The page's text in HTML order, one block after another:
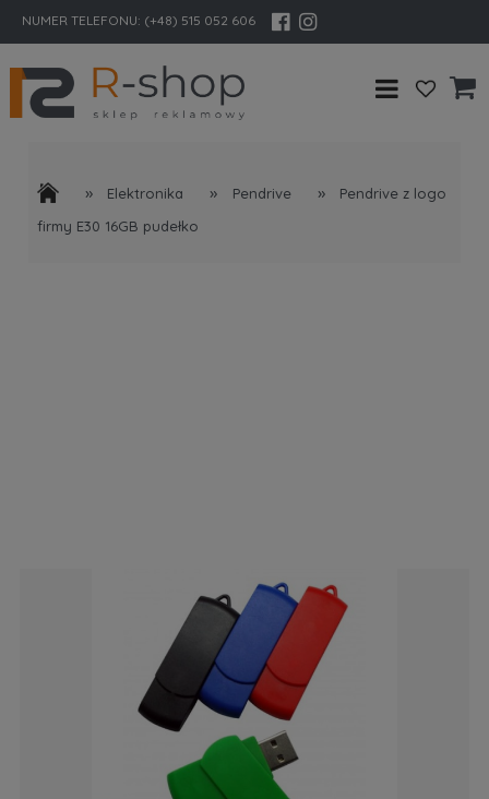
NUMER TELEFONU: (+48) 515 052 606
» Elektronika » Pendrive »
Pendrive z logo
firmy E30 16GB pudełko